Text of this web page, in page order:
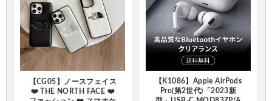
【CG05】ノースフェイス
❤️ THE NORTH FACE ❤️
【K1086】Apple AirPods
Pro(第2世代)「2023新